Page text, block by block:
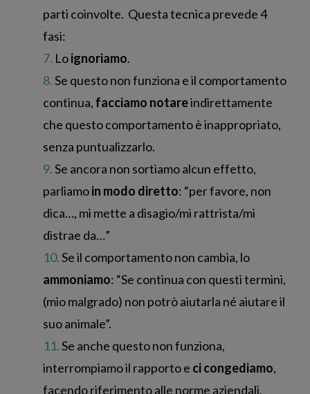
parti coinvolte. Questa tecnica prevede 4
fasi:
Loignoriamo.
Se questo non funziona e il comportamento
continua, facciamo notareindirettamente
che questo comportamento è inappropriato,
senza puntualizzarlo.
Se ancora non sortiamo alcun effetto,
parliamoin modo diretto: “per favore, non
dica…, mi mette a disagio/mi rattrista/mi
distrae da…”
Se il comportamento non cambia, lo
ammoniamo: “Se continua con questi termini,
(mio malgrado) non potrò aiutarla né aiutare il
suo animale”.
Se anche questo non funziona,
interrompiamo il rapporto e ci congediamo,
facendo riferimento alle norme aziendali.